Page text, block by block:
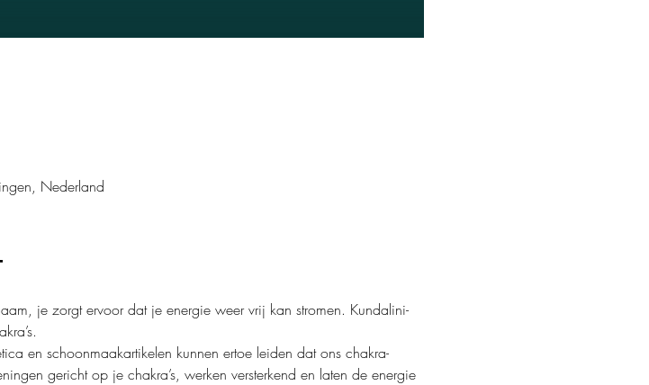
Nederland
je zorgt ervoor dat je energie weer vrij kan stromen. Kundalini-
en schoonmaakartikelen kunnen ertoe leiden dat ons chakra-
gericht op je chakra’s, werken versterkend en laten de energie